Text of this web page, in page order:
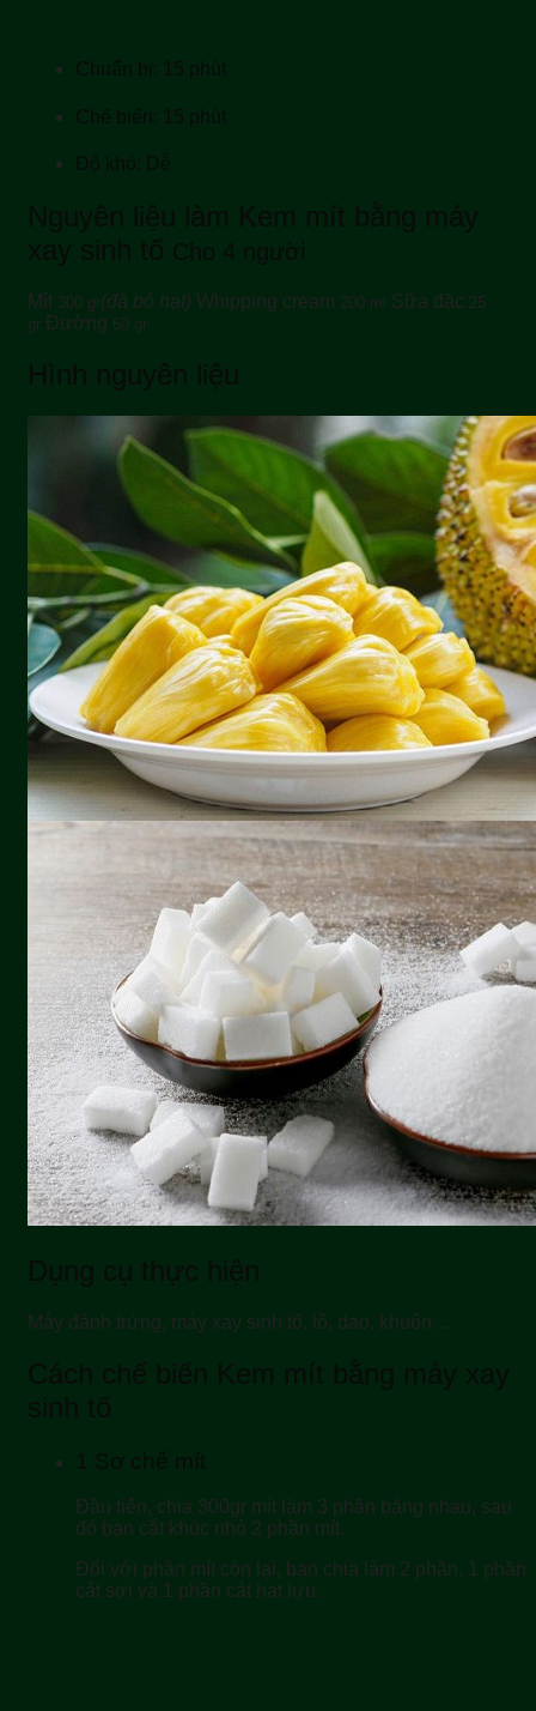
Chuẩn bị: 15 phút
Chế biến: 15 phút
Độ khó: Dễ
Nguyên liệu làm Kem mít bằng máy
xay sinh tố
Cho 4 người
Mít 300 gr(đã bỏ hạt) Whipping cream 200 ml Sữa đặc 25
gr Đường 60 gr
Hình nguyên liệu
Dụng cụ thực hiện
Máy đánh trứng, máy xay sinh tố, tô, dao, khuôn…
Cách chế biến Kem mít bằng máy xay
sinh tố
Sơ chế mít
Đầu tiên, chia 300gr mít làm 3 phần bằng nhau, sau
đó bạn cắt khúc nhỏ 2 phần mít.
Đối với phần mít còn lại, bạn chia làm 2 phần, 1 phần
cắt sợi và 1 phần cắt hạt lựu.